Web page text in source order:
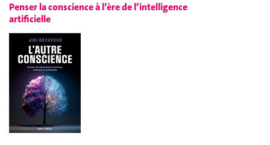
Penser la conscience à l’ère de l’intelligence
artificielle